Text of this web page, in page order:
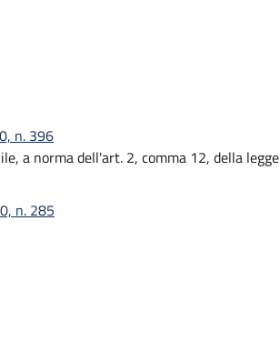
n. 396
a norma dell'art. 2, comma 12, della legge
n. 285